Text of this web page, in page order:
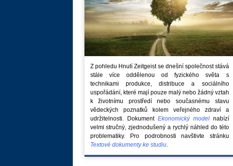
Z pohledu Hnutí Zeitgeist se dnešní společnost stává
stále více oddělenou od fyzického světa s
technikami produkce, distribuce a sociálního
uspořádání, které mají pouze malý nebo žádný vztah
k životnímu prostředí nebo současnému stavu
vědeckých poznatků kolem veřejného zdraví a
udržitelnosti. Dokument Ekonomický modelnabízí
velmi stručný, zjednodušený a rychlý náhled do této
problematiky. Pro podrobnosti navštivte stránku
Textové dokumenty ke studiu.